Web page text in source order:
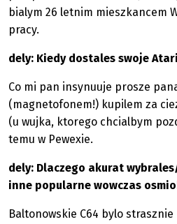
bialym 26 letnim mieszkancem
pracy.
dely: Kiedy dostales swoje
Co mi pan insynuuje prosze
(magnetofonem!) kupilem za
(u wujka, ktorego chcialbym
temu w Pewexie.
dely: Dlaczego akurat
inne popularne wowczas
Baltonowskie C64 bylo